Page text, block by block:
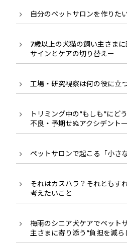
自分のペットサロンを作りた
7歳以上の犬猫の飼い主さま
サインとケアの切り替えー
工場・研究視察は何の役に立
トリミング中の“もしも”にど
不良・予期せぬアクシデントー
ペットサロンで起こる「小さ
それはカスハラ？それともす
考えたいこと
梅雨のシニア犬ケアでペット
主さまに寄り添う“負担を減ら